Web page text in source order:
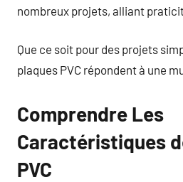
nombreux projets, alliant
Que ce soit pour des projets
plaques PVC répondent à une
Comprendre Les
Caractéristiques
PVC